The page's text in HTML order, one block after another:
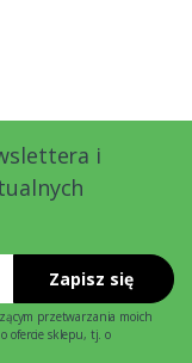
i
Zapisz się
przetwarzania moich
ofercie sklepu, tj. o